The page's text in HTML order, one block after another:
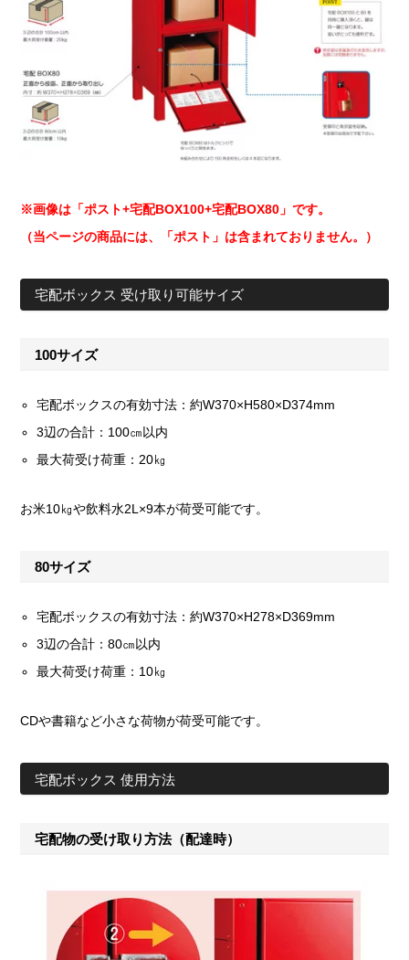
※画像は「ポスト+宅配BOX100+宅配BOX80」です。
（当ページの商品には、「ポスト」は含まれておりません。）
宅配ボックス 受け取り可能サイズ
100サイズ
宅配ボックスの有効寸法：約W370×H580×D374mm
3辺の合計：100㎝以内
最大荷受け荷重：20㎏
お米10㎏や飲料水2L×9本が荷受可能です。
80サイズ
宅配ボックスの有効寸法：約W370×H278×D369mm
3辺の合計：80㎝以内
最大荷受け荷重：10㎏
CDや書籍など小さな荷物が荷受可能です。
宅配ボックス 使用方法
宅配物の受け取り方法（配達時）